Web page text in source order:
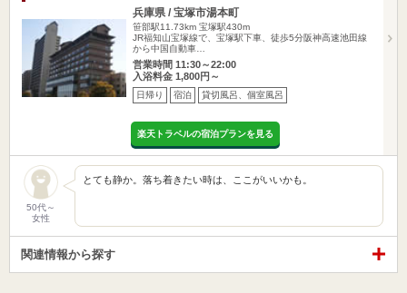
兵庫県 / 宝塚市湯本町
笹部駅11.73km 宝塚駅430m
JR福知山宝塚線で、宝塚駅下車、徒歩5分阪神高速池田線
から中国自動車…
営業時間 11:30～22:00
入浴料金 1,800円～
日帰り 宿泊 貸切風呂、個室風呂
楽天トラベルの宿泊プランを見る
50代～
女性
とても静か。落ち着きたい時は、ここがいいかも。
関連情報から探す